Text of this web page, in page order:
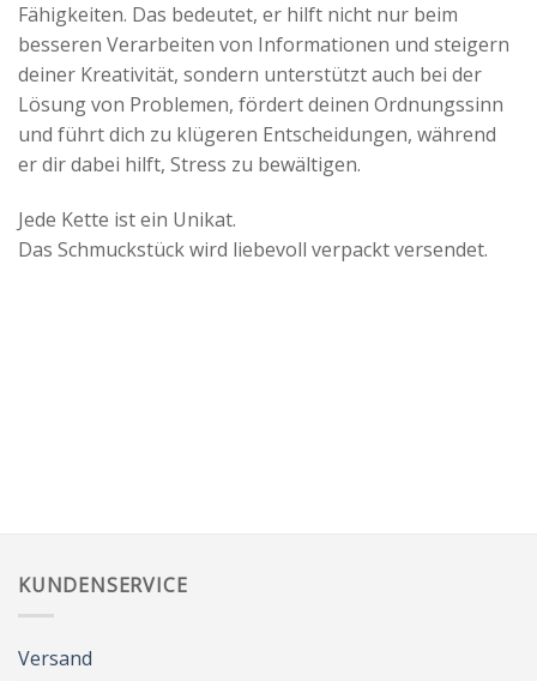
Fähigkeiten. Das bedeutet, er hilft nicht nur beim
besseren Verarbeiten von Informationen und steigern
deiner Kreativität, sondern unterstützt auch bei der
Lösung von Problemen, fördert deinen Ordnungssinn
und führt dich zu klügeren Entscheidungen, während
er dir dabei hilft, Stress zu bewältigen.
Jede Kette ist ein Unikat.
Das Schmuckstück wird liebevoll verpackt versendet.
KUNDENSERVICE
Versand